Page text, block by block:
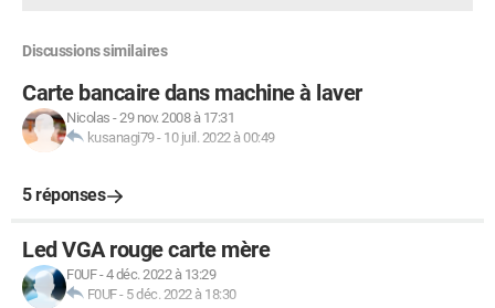
Discussions similaires
Carte bancaire dans machine à laver
Nicolas -29 nov. 2008 à 17:31
kusanagi79- 10 juil. 2022 à 00:49
5 réponses
Led VGA rouge carte mère
F0UF-4 déc. 2022 à 13:29
F0UF- 5 déc. 2022 à 18:30